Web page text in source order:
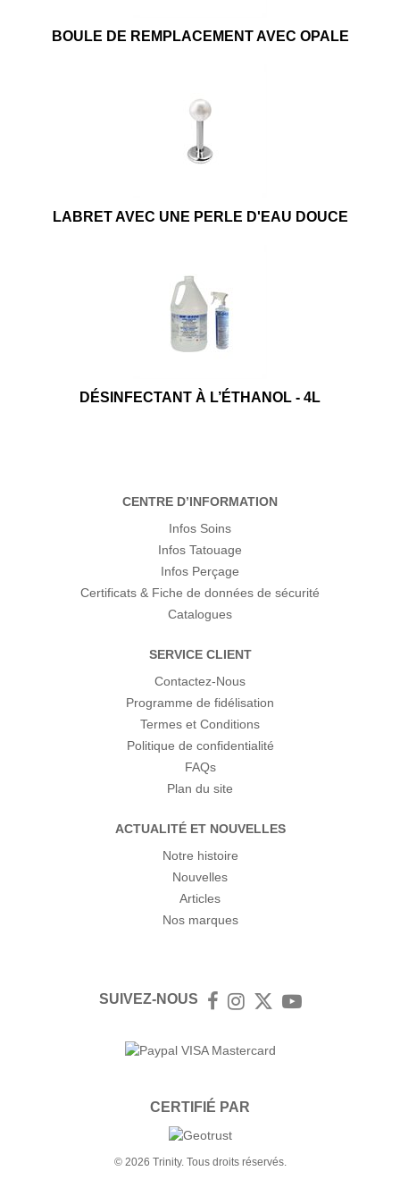
BOULE DE REMPLACEMENT AVEC OPALE
LABRET AVEC UNE PERLE D'EAU DOUCE
DÉSINFECTANT À L’ÉTHANOL - 4L
CENTRE D’INFORMATION
Infos Soins
Infos Tatouage
Infos Perçage
Certificats & Fiche de données de sécurité
Catalogues
SERVICE CLIENT
Contactez-Nous
Programme de fidélisation
Termes et Conditions
Politique de confidentialité
FAQs
Plan du site
ACTUALITÉ ET NOUVELLES
Notre histoire
Nouvelles
Articles
Nos marques
SUIVEZ-NOUS FacebookInstagram
TwitterYouTube
CERTIFIÉ PAR
© 2026 Trinity. Tous droits réservés.